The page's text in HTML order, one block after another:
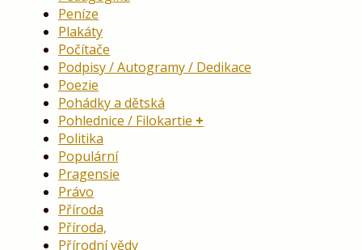
Peníze
Plakáty
Počítače
Podpisy / Autogramy / Dedikace
Poezie
Pohádky a dětská
Pohlednice / Filokartie
Politika
Populární
Pragensie
Právo
Příroda
Příroda,
Přírodní vědy